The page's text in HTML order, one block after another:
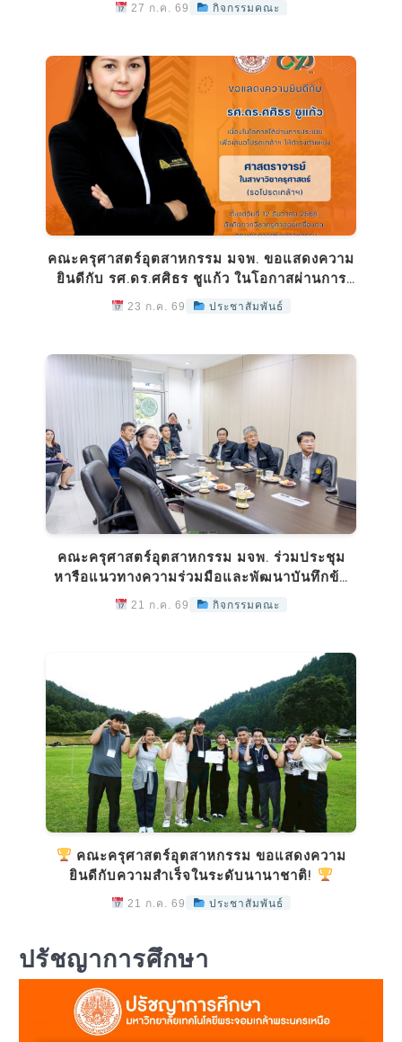
27 ก.ค. 69 กิจกรรมคณะ
คณะครุศาสตร์อุตสาหกรรม มจพ. ขอแสดงความ
ยินดีกับ รศ.ดร.ศศิธร ชูแก้ว ในโอกาสผ่านการ
ประเมินเพื่อเสนอโปรดเกล้าฯ ให้ดำรงตำแหน่ง
23 ก.ค. 69 ประชาสัมพันธ์
คณะครุศาสตร์อุตสาหกรรม มจพ. ร่วมประชุม
หารือแนวทางความร่วมมือและพัฒนาบันทึกข้อ
ตกลงความร่วมมือ (MOU) ร่วมกับ โรงเรียน
21 ก.ค. 69 กิจกรรมคณะ
คณะครุศาสตร์อุตสาหกรรม ขอแสดงความ
ยินดีกับความสำเร็จในระดับนานาชาติ!
21 ก.ค. 69 ประชาสัมพันธ์
ปรัชญาการศึกษา